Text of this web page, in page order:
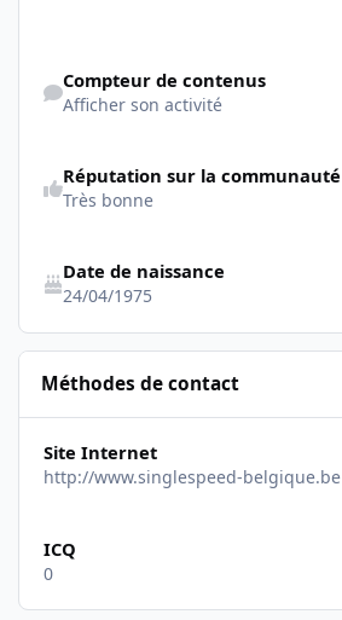
Compteur de contenus
Afficher son activité
Réputation sur la communauté
Très bonne
Date de naissance
24/04/1975
Méthodes de contact
Site Internet
http://www.singlespeed-belgique.be
ICQ
0